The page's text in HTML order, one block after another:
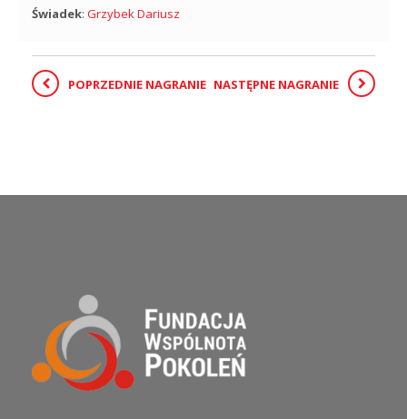
Świadek: Grzybek Dariusz
POPRZEDNIE NAGRANIE NASTĘPNE NAGRANIE